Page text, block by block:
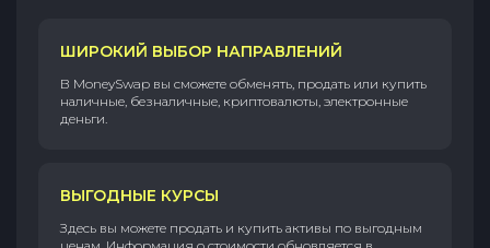
ШИРОКИЙ ВЫБОР НАПРАВЛЕНИЙ
В MoneySwap вы сможете обменять, продать или купить
наличные, безналичные, криптовалюты, электронные
деньги.
ВЫГОДНЫЕ КУРСЫ
Здесь вы можете продать и купить активы по выгодным